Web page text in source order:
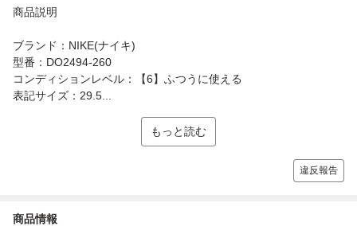
商品説明
ブランド：NIKE(ナイキ)
型番：DO2494-260
コンディションレベル：【6】ふつうに使える
表記サイズ：29.5...
もっと読む
違反報告
商品情報